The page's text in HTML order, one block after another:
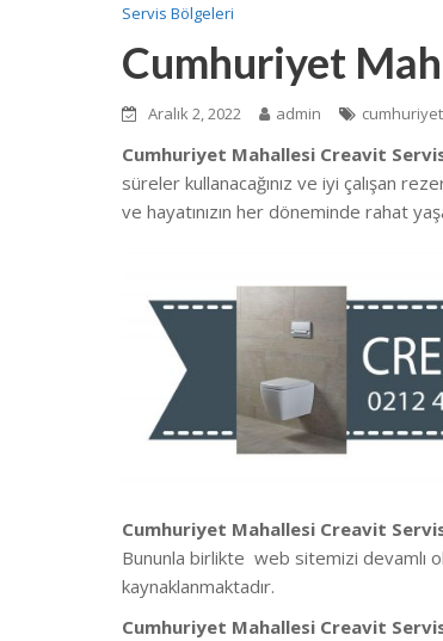
Servis Bölgeleri
Cumhuriyet
Aralık 2, 2022 admin
Cumhuriyet Mahallesi Creavit
süreler kullanacağınız ve iyi çalışan
ve hayatınızın her döneminde rahat
Cumhuriyet Mahallesi Creavit
Bununla birlikte web sitemizi devamlı
kaynaklanmaktadır.
Cumhuriyet Mahallesi Creavit